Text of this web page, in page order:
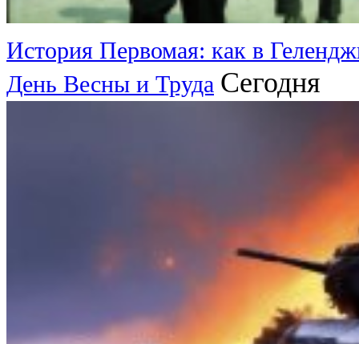
История Первомая: как в
День Весны и Труда Сегодня